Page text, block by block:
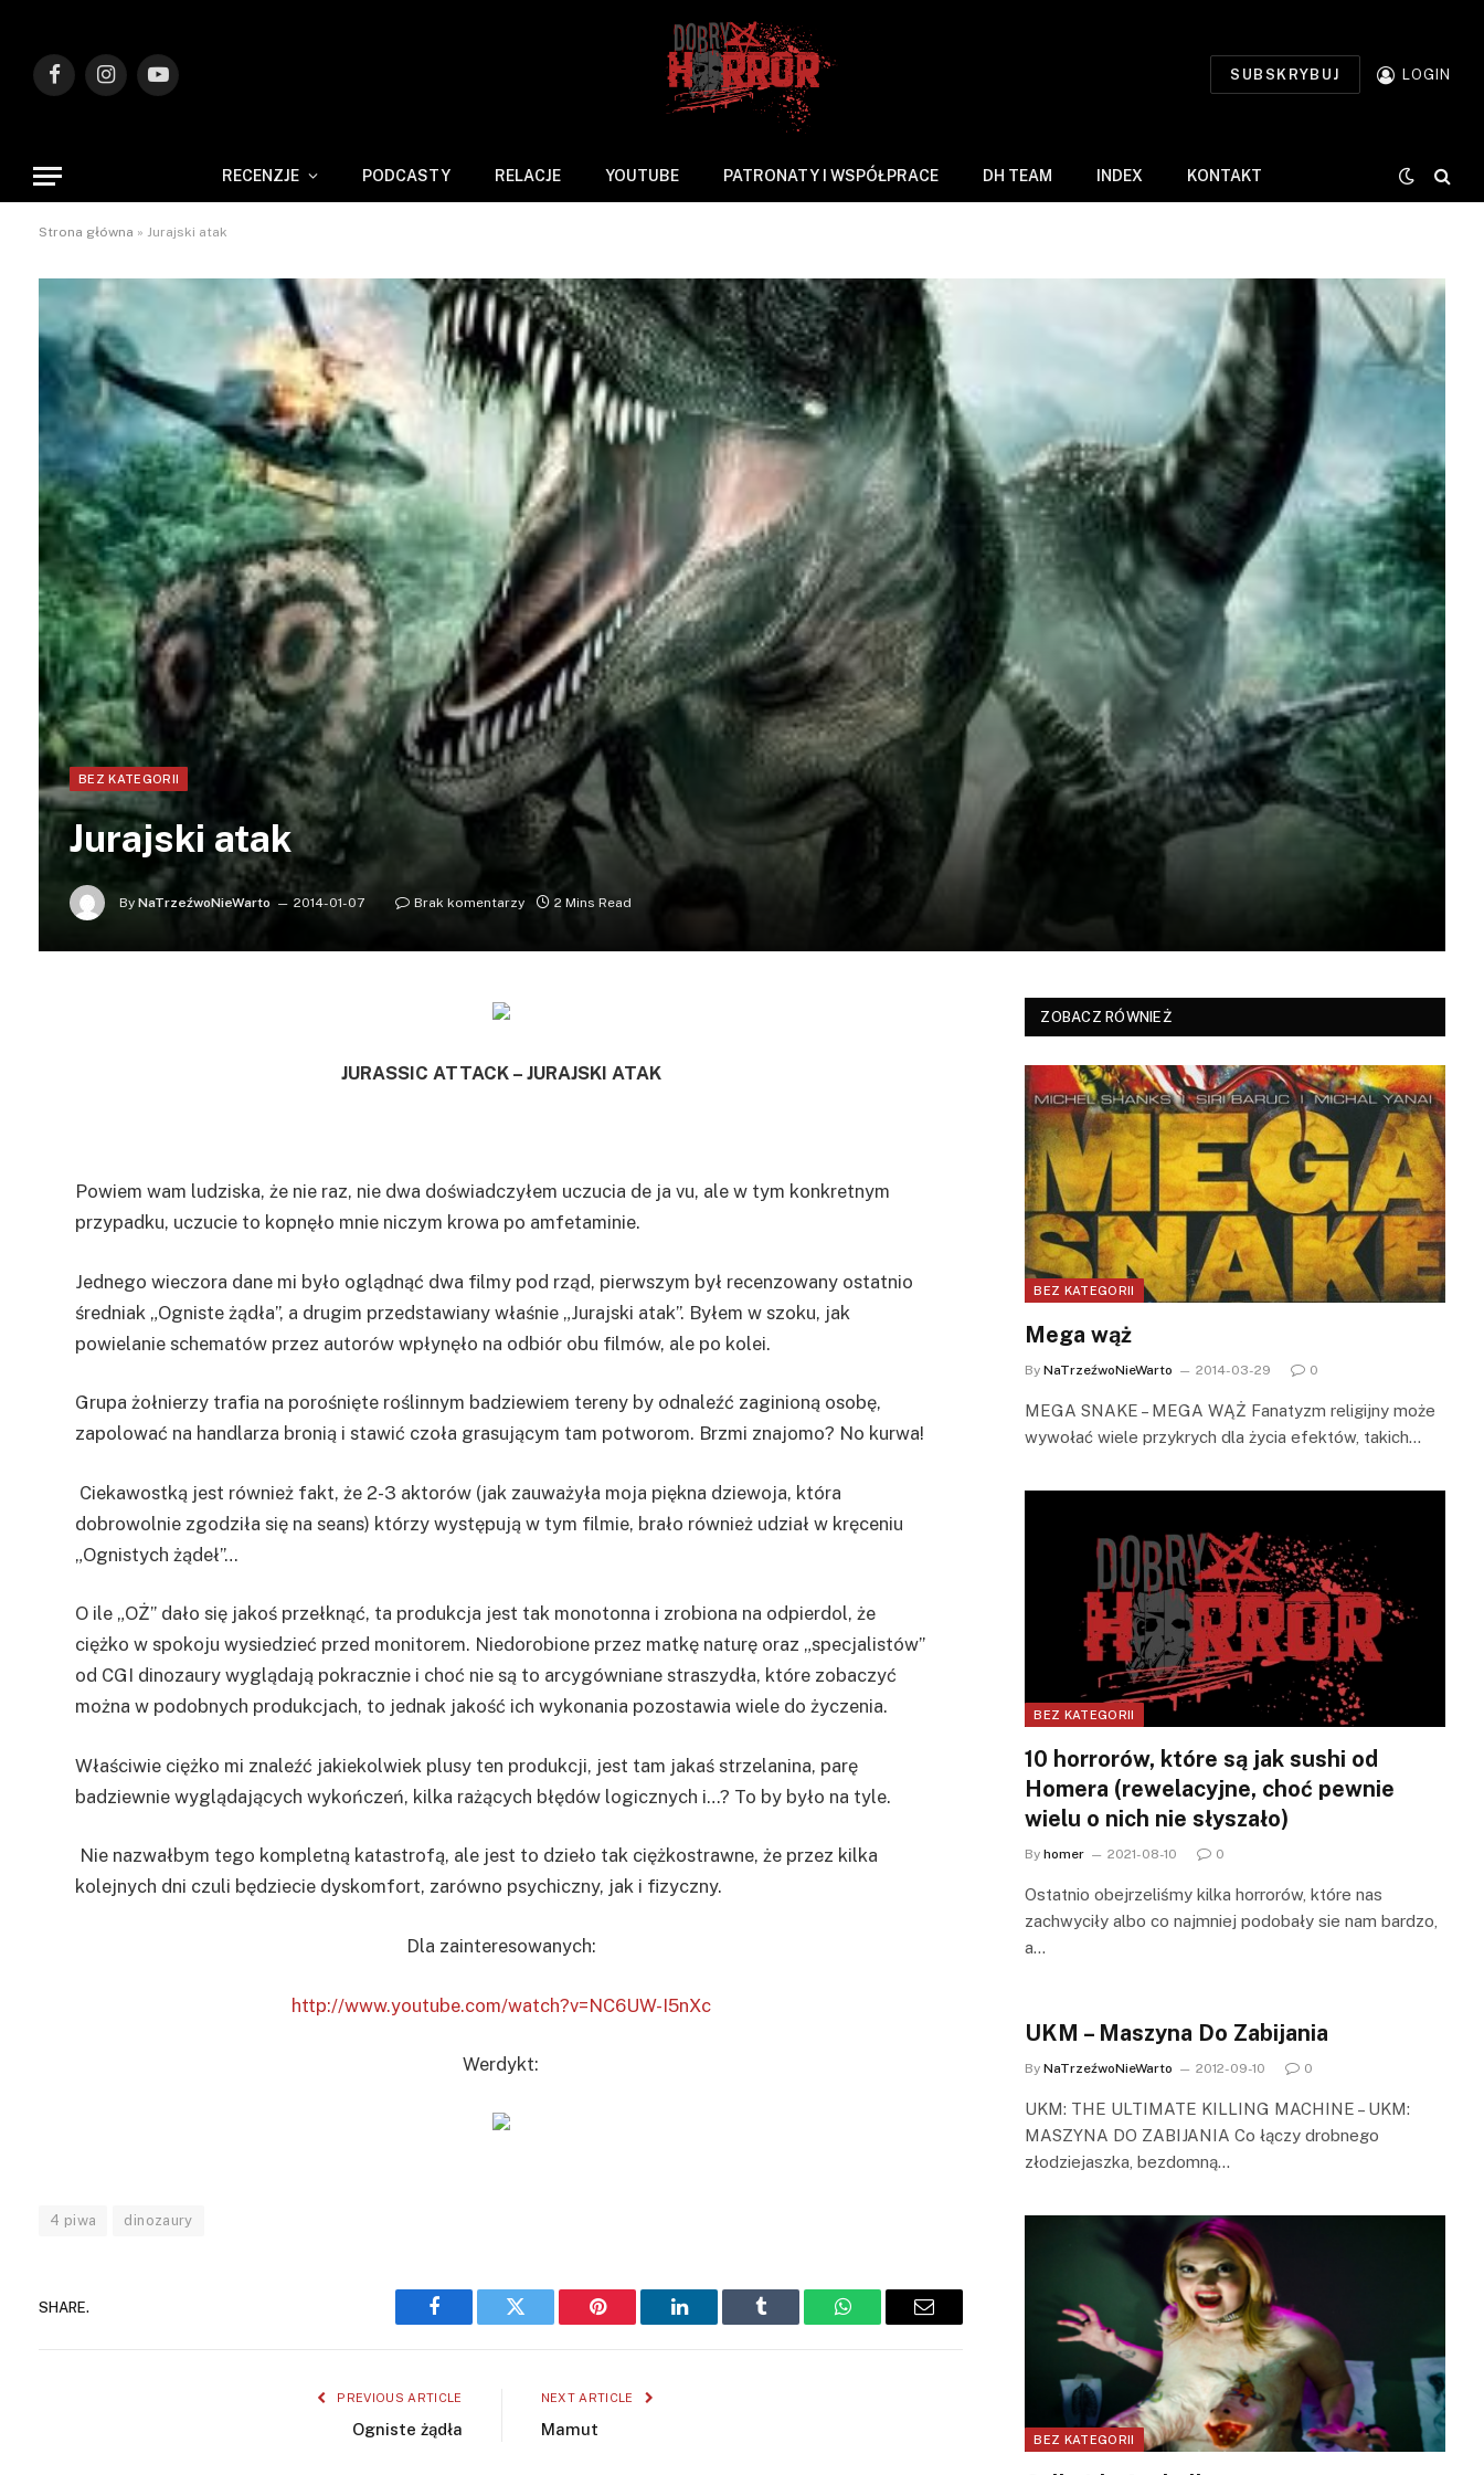
FacebookInstagramYouTube
SUBSKRYBUJ LOGIN
RECENZJE PODCASTY RELACJE YOUTUBE PATRONATY I WSPÓŁPRACE DH TEAM INDEX KONTAKT
Strona główna » Jurajski atak
BEZ KATEGORII
Jurajski atak
By NaTrzeźwoNieWarto 2014-01-07 Brak komentarzy 2 Mins Read
JURASSIC ATTACK – JURAJSKI ATAK
Powiem wam ludziska, że nie raz, nie dwa doświadczyłem uczucia de ja vu, ale w tym konkretnym
przypadku, uczucie to kopnęło mnie niczym krowa po amfetaminie.
Jednego wieczora dane mi było oglądnąć dwa filmy pod rząd, pierwszym był recenzowany ostatnio
średniak „Ogniste żądła”, a drugim przedstawiany właśnie „Jurajski atak”. Byłem w szoku, jak
powielanie schematów przez autorów wpłynęło na odbiór obu filmów, ale po kolei.
Grupa żołnierzy trafia na porośnięte roślinnym badziewiem tereny by odnaleźć zaginioną osobę,
zapolować na handlarza bronią i stawić czoła grasującym tam potworom. Brzmi znajomo? No kurwa!
Ciekawostką jest również fakt, że 2-3 aktorów (jak zauważyła moja piękna dziewoja, która
dobrowolnie zgodziła się na seans) którzy występują w tym filmie, brało również udział w kręceniu
„Ognistych żądeł”…
O ile „OŻ” dało się jakoś przełknąć, ta produkcja jest tak monotonna i zrobiona na odpierdol, że
ciężko w spokoju wysiedzieć przed monitorem. Niedorobione przez matkę naturę oraz „specjalistów”
od CGI dinozaury wyglądają pokracznie i choć nie są to arcygówniane straszydła, które zobaczyć
można w podobnych produkcjach, to jednak jakość ich wykonania pozostawia wiele do życzenia.
Właściwie ciężko mi znaleźć jakiekolwiek plusy ten produkcji, jest tam jakaś strzelanina, parę
badziewnie wyglądających wykończeń, kilka rażących błędów logicznych i…? To by było na tyle.
Nie nazwałbym tego kompletną katastrofą, ale jest to dzieło tak ciężkostrawne, że przez kilka
kolejnych dni czuli będziecie dyskomfort, zarówno psychiczny, jak i fizyczny.
Dla zainteresowanych:
http://www.youtube.com/watch?v=NC6UW-I5nXc
Werdykt:
4 piwa dinozaury
SHARE.
Facebook Twitter Pinterest LinkedIn Tumblr WhatsAppEmail
PREVIOUS ARTICLE
Ogniste żądła
NEXT ARTICLE
Mamut
ZOBACZ RÓWNIEŻ
BEZ KATEGORII
Mega wąż
By NaTrzeźwoNieWarto 2014-03-29 0
MEGA SNAKE – MEGA WĄŻ Fanatyzm religijny może
wywołać wiele przykrych dla życia efektów, takich…
BEZ KATEGORII
10 horrorów, które są jak sushi od
Homera (rewelacyjne, choć pewnie
wielu o nich nie słyszało)
By homer 2021-08-10 0
Ostatnio obejrzeliśmy kilka horrorów, które nas
zachwyciły albo co najmniej podobały sie nam bardzo,
a…
UKM – Maszyna Do Zabijania
By NaTrzeźwoNieWarto 2012-09-10 0
UKM: THE ULTIMATE KILLING MACHINE – UKM:
MASZYNA DO ZABIJANIA Co łączy drobnego
złodziejaszka, bezdomną…
BEZ KATEGORII